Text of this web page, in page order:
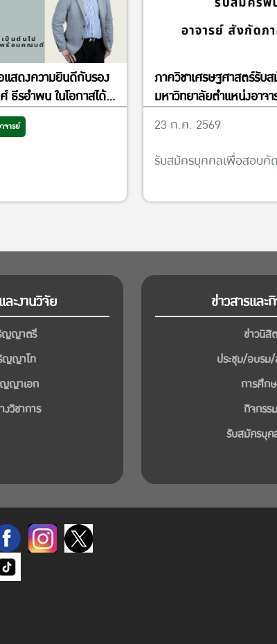
แสดงความยินดีกับรอง
ธีรอำพน ในโอกาสได้
รองคณบดีฝ่ายวิจัย
จารย์
ภาควิชาเศรษฐศาสตร์รับ
มหาวิทยาลัยตำแหน่งอาจ
เศรษฐศาสตร์ จำนวน 5 อั
วันที่ 13 พฤศจิกายน พ.ศ.
23 ก.ค. 2569
รับสมัครบุคคลเพื่อสอบคั
ะงานวิจัย
ญญาตรี
ญญาโท
ญาเอก
วิชาการ
ข่าวสารและ
ข่าวนิสิต
ประชุม/อบรม
การศึก
กิจกรรม
รับสมัครบุค